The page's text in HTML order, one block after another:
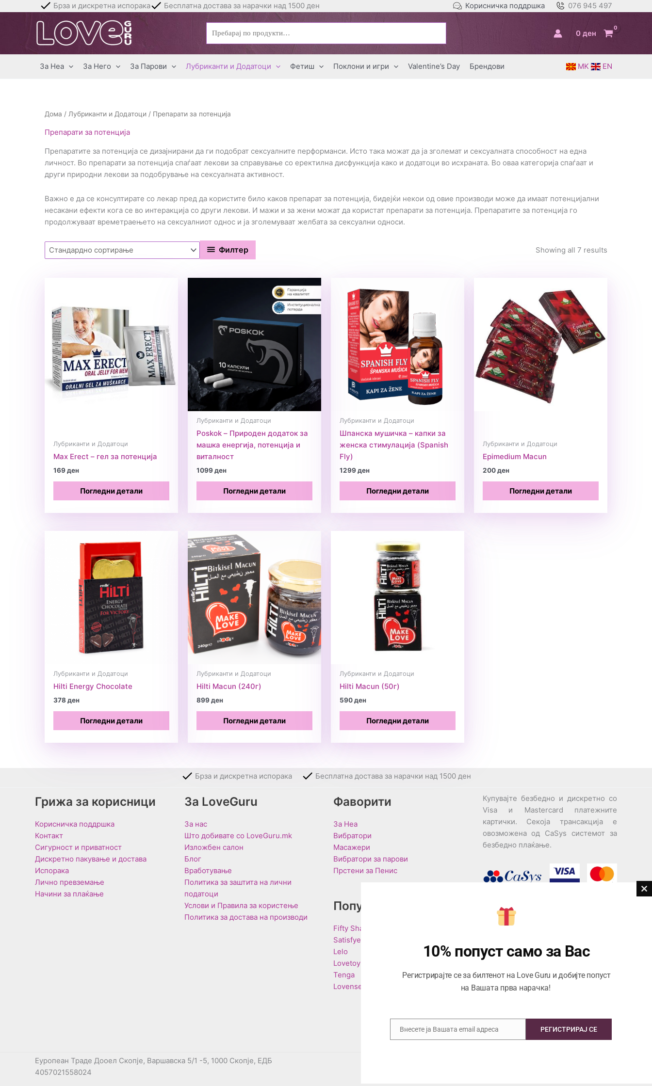
Брза и дискретна испорака Бесплатна достава за нарачки над 1500 ден Корисничка поддршка 076 945 497
0 ден
За Неа За Него За Парови Лубриканти и Додатоци Фетиш Поклони и игри Valentine’s Day Брендови MK EN
Дома / Лубриканти и Додатоци / Препарати за потенција
Препарати за потенција
Препаратите за потенција се дизајнирани да ги подобрат сексуалните перформанси. Исто така можат да ја зголемат и сексуалната способност на една
личност. Во препарати за потенција спаѓаат лекови за справување со еректилна дисфункција како и додатоци во исхраната. Во оваа категорија спаѓаат и
други природни лекови за подобрување на сексуалната активност.
Важно е да се консултирате со лекар пред да користите било каков препарат за потенција, бидејќи некои од овие производи може да имаат потенцијални
несакани ефекти кога се во интеракција со други лекови. И мажи и за жени можат да користат препарати за потенција. Препаратите за потенција го
продолжуваат времетраењето на сексуалниот однос и ја зголемуваат желбата за сексуални односи.
Филтер Showing all 7 results
Лубриканти и Додатоци
Max Erect – гел за потенција
169ден
Погледни детали
Лубриканти и Додатоци
Poskok – Природен додаток за
машка енергија, потенција и
виталност
1099ден
Погледни детали
Лубриканти и Додатоци
Шпанска мушичка – капки за
женска стимулација (Spanish
Fly)
1299ден
Погледни детали
Лубриканти и Додатоци
Epimedium Macun
200ден
Погледни детали
Лубриканти и Додатоци
Hilti Energy Chocolate
378ден
Погледни детали
Лубриканти и Додатоци
Hilti Macun (240г)
899ден
Погледни детали
Лубриканти и Додатоци
Hilti Macun (50г)
590ден
Погледни детали
Брза и дискретна испорака Бесплатна достава за нарачки над 1500 ден
Грижа за корисници
Корисничка поддршка
Контакт
Сигурност и приватност
Дискретно пакување и достава
Испорака
Лично превземање
Начини за плаќање
За LoveGuru
За нас
Што добивате со LoveGuru.mk
Изложбен салон
Блог
Вработување
Политика за заштита на лични
податоци
Услови и Правила за користење
Политика за достава на производи
Фаворити
За Неа
Вибратори
Масажери
Вибратори за парови
Прстени за Пенис
Популарни Брендови
Fifty Shades of Grey
Satisfyer
Lelo
Lovetoy
Tenga
Lovense
Купувајте безбедно и дискретно со
Visa и Mastercard платежните
картички. Секоја трансакција е
овозможена од CaSys системот за
безбедно плаќање.
Центар за корисници
076945497; 076945498
Email:
contact@loveguru.mk
Саб – Нед: 10-18
Еуропеан Траде Дооел Скопје, Варшавска 5/1 -5, 1000 Скопје, ЕДБ
4057021558024
10% попуст само за Вас
Регистрирајте се за билтенот на Love Guru и добијте попуст
на Вашата прва нарачка!
Email
Внесете ја Вашата email адреса РЕГИСТРИРАЈ СЕ